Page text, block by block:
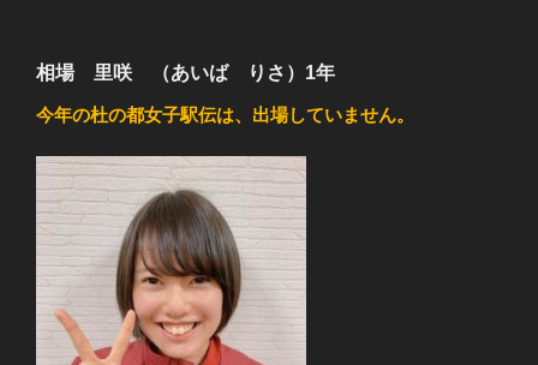
相場 里咲 （あいば りさ）1年
今年の杜の都女子駅伝は、出場していません。